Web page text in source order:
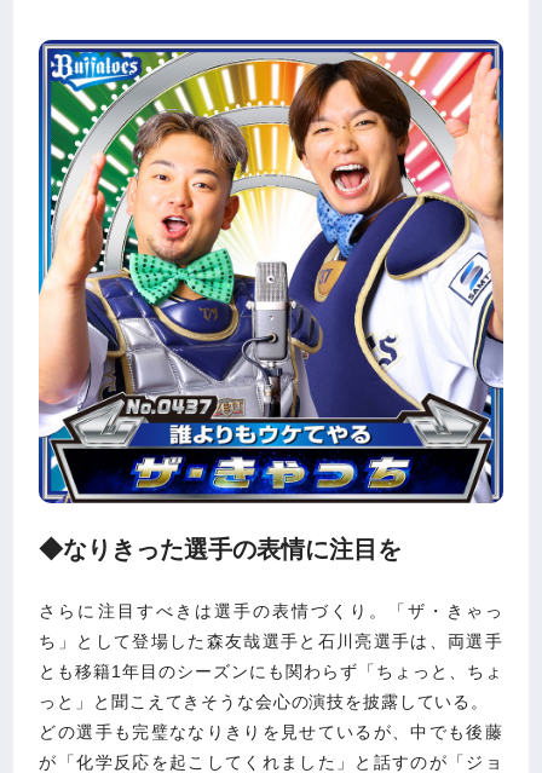
◆なりきった選手の表情に注目を
さらに注目すべきは選手の表情づくり。「ザ・きゃっ
ち」として登場した森友哉選手と石川亮選手は、両選手
とも移籍1年目のシーズンにも関わらず「ちょっと、ちょ
っと」と聞こえてきそうな会心の演技を披露している。
どの選手も完璧ななりきりを見せているが、中でも後藤
が「化学反応を起こしてくれました」と話すのが「ジョ